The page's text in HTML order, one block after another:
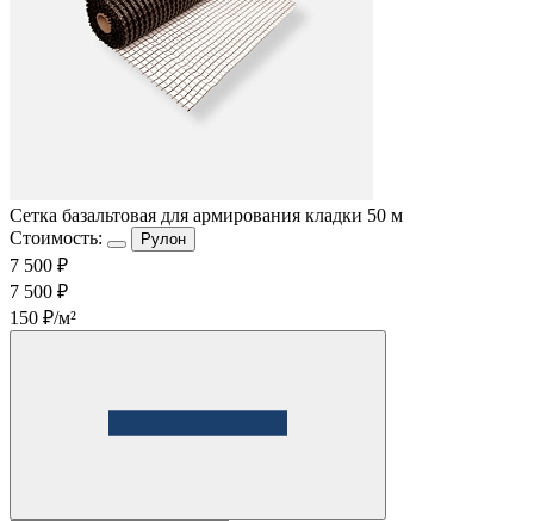
Cетка базальтовая для армирования кладки 50 м
Стоимость:
Рулон
7 500 ₽
7 500 ₽
150 ₽/м²